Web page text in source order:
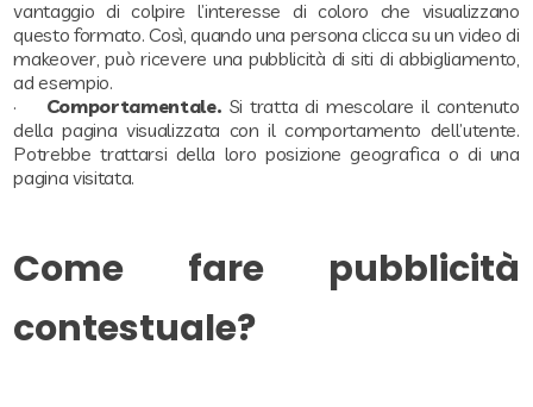
vantaggio di colpire l’interesse di coloro che visualizzano
questo formato. Così, quando una persona clicca su un video di
makeover, può ricevere una pubblicità di siti di abbigliamento,
ad esempio.
· Comportamentale. Si tratta di mescolare il contenuto
della pagina visualizzata con il comportamento dell’utente.
Potrebbe trattarsi della loro posizione geografica o di una
pagina visitata.
Come fare pubblicità
contestuale?